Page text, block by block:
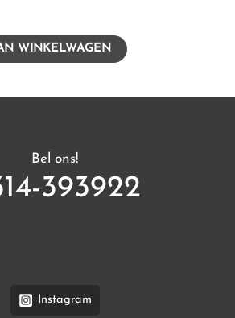
WINKELWAGEN
Bel ons!
393922
Instagram